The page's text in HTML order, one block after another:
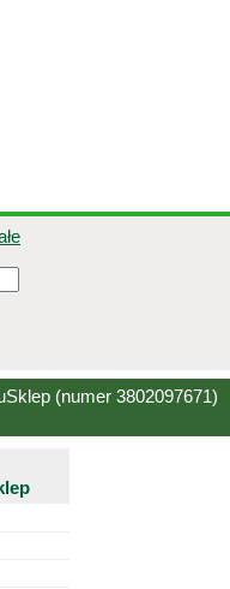
(numer 3802097671)